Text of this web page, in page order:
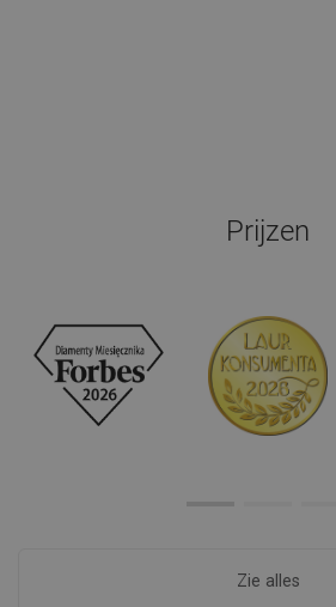
Prijzen
Zie alles